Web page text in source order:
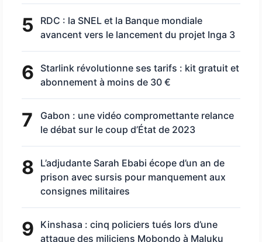
5
RDC : la SNEL et la Banque mondiale
avancent vers le lancement du projet Inga 3
6
Starlink révolutionne ses tarifs : kit gratuit et
abonnement à moins de 30 €
7
Gabon : une vidéo compromettante relance
le débat sur le coup d’État de 2023
8
L’adjudante Sarah Ebabi écope d’un an de
prison avec sursis pour manquement aux
consignes militaires
9
Kinshasa : cinq policiers tués lors d’une
attaque des miliciens Mobondo à Maluku